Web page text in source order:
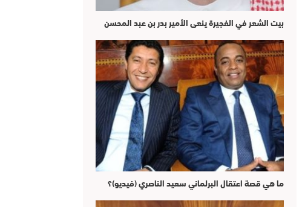
بيت الشعر في الفجيرة ينعى الأمير بدر بن عبد المحسن
ما هي قصة اعتقال البرلماني سعيد الناصري (فيديو)؟